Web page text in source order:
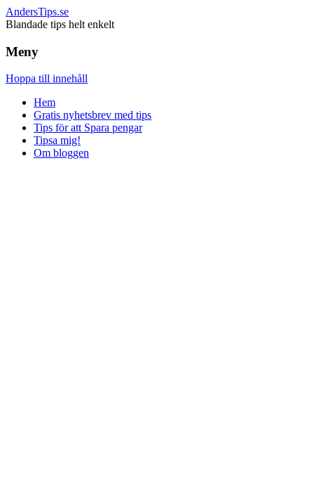
AndersTips.se
Blandade tips helt enkelt
Meny
Hoppa till innehåll
Hem
Gratis nyhetsbrev med tips
Tips för att Spara pengar
Tipsa mig!
Om bloggen